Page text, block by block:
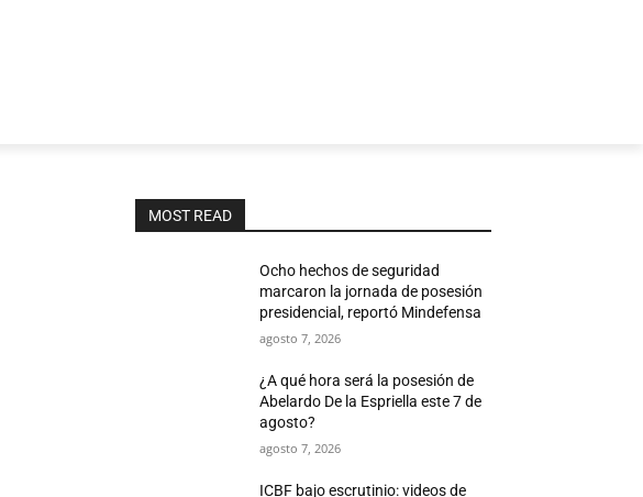
MOST READ
Ocho hechos de seguridad
marcaron la jornada de posesión
presidencial, reportó Mindefensa
agosto 7, 2026
¿A qué hora será la posesión de
Abelardo De la Espriella este 7 de
agosto?
agosto 7, 2026
ICBF bajo escrutinio: videos de